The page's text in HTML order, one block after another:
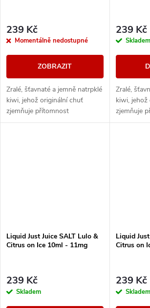
239 Kč
Momentálně nedostupné
ZOBRAZIT
Zralé, šťavnaté a jemně natrpklé
kiwi, jehož originální chuť
zjemňuje přítomnost
slaďoučkých brusinek. Vše je
239 Kč
Skladem
Zralé,
kiwi,
zjemňuje
Liquid Just Juice SALT Lulo &
Citrus on Ice 10ml - 11mg
239 Kč
Skladem
Liquid
Citrus on
239 Kč
Skladem